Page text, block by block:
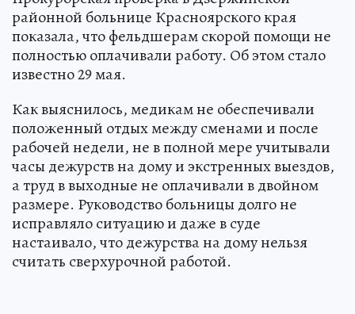
районной больнице Красноярского края
показала, что фельдшерам скорой помощи не
полностью оплачивали работу. Об этом стало
известно 29 мая.
Как выяснилось, медикам не обеспечивали
положенный отдых между сменами и после
рабочей недели, не в полной мере учитывали
часы дежурств на дому и экстренных выездов,
а труд в выходные не оплачивали в двойном
размере. Руководство больницы долго не
исправляло ситуацию и даже в суде
настаивало, что дежурства на дому нельзя
считать сверхурочной работой.